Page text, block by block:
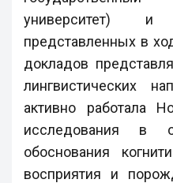
университет)
представленных в
докладов
лингвистических
активно работала
исследования в
обоснования
восприятия и